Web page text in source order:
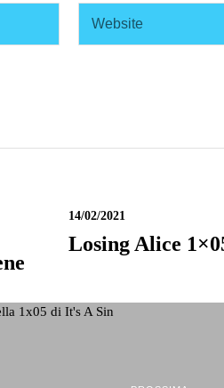
14/02/2021
Losing Alice